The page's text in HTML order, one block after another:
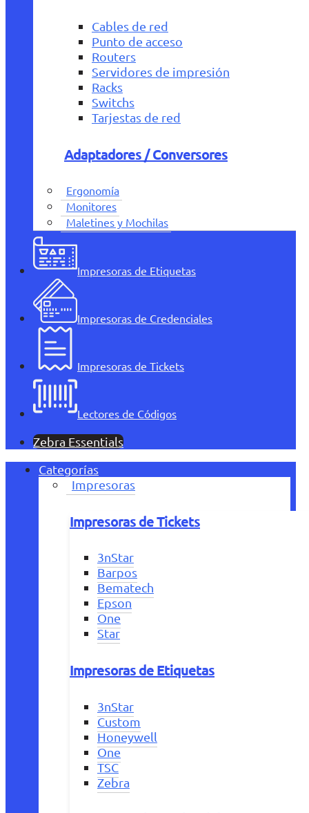
Cables de red
Punto de acceso
Routers
Servidores de impresión
Racks
Switchs
Tarjestas de red
Adaptadores / Conversores
Ergonomía
Monitores
Maletines y Mochilas
Impresoras de Etiquetas
Impresoras de Credenciales
Impresoras de Tickets
Lectores de Códigos
Zebra Essentials
Categorías
Impresoras
Impresoras de Tickets
3nStar
Barpos
Bematech
Epson
One
Star
Impresoras de Etiquetas
3nStar
Custom
Honeywell
One
TSC
Zebra